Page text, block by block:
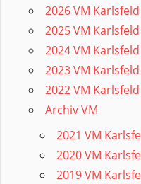
2026 VM Karlsfeld
2025 VM Karlsfeld
2024 VM Karlsfeld
2023 VM Karlsfeld
2022 VM Karlsfeld
Archiv VM
2021 VM
2020 VM
2019 VM